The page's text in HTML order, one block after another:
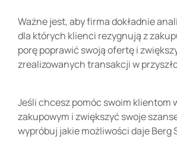
Ważne jest, aby firma dokładnie
dla których klienci rezygnują z
porę poprawić swoją ofertę i
zrealizowanych transakcji w
Jeśli chcesz pomóc swoim klientom
zakupowym i zwiększyć swoje
wypróbuj jakie możliwości daje Berg